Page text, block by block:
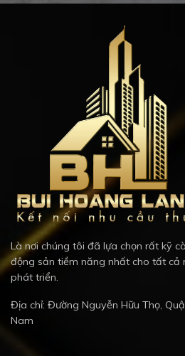
Là nơi chúng tôi đã lựa chọn rất kỹ
động sản tiềm năng nhất cho tất cả
phát triển.
Địa chỉ: Đường Nguyễn Hữu Thọ,
Nam